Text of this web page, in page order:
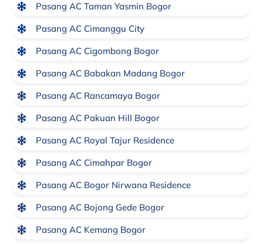
Pasang AC Taman Yasmin Bogor
Pasang AC Cimanggu City
Pasang AC Cigombong Bogor
Pasang AC Babakan Madang Bogor
Pasang AC Rancamaya Bogor
Pasang AC Pakuan Hill Bogor
Pasang AC Royal Tajur Residence
Pasang AC Cimahpar Bogor
Pasang AC Bogor Nirwana Residence
Pasang AC Bojong Gede Bogor
Pasang AC Kemang Bogor